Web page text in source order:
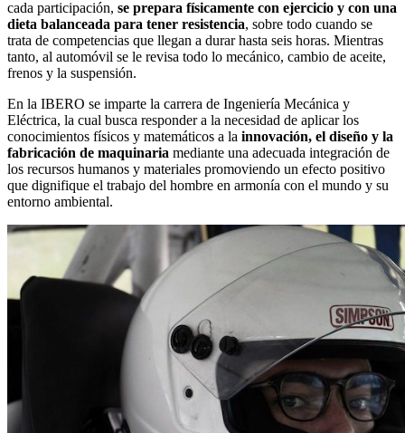
cada participación, se prepara físicamente con ejercicio y con una
dieta balanceada para tener resistencia, sobre todo cuando se
trata de competencias que llegan a durar hasta seis horas. Mientras
tanto, al automóvil se le revisa todo lo mecánico, cambio de aceite,
frenos y la suspensión.
En la IBERO se imparte la carrera de Ingeniería Mecánica y
Eléctrica, la cual busca responder a la necesidad de aplicar los
conocimientos físicos y matemáticos a la innovación, el diseño y la
fabricación de maquinaria mediante una adecuada integración de
los recursos humanos y materiales promoviendo un efecto positivo
que dignifique el trabajo del hombre en armonía con el mundo y su
entorno ambiental.